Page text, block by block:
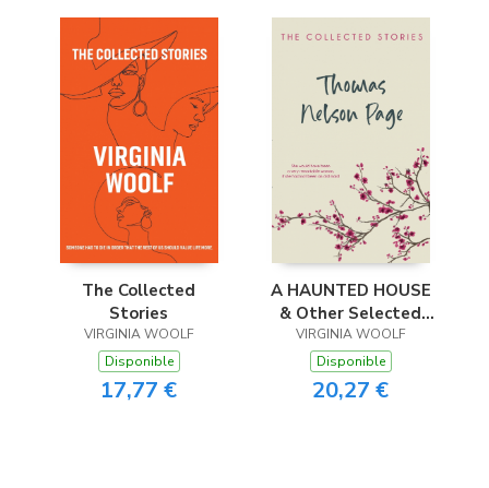
The Collected
Stories
VIRGINIA WOOLF
Disponible
17,77 €
A HAUNTED HOUSE
& Other Selected
Stories
VIRGINIA WOOLF
Disponible
20,27 €